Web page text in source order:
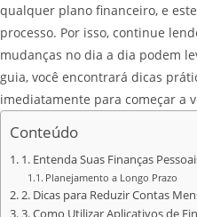
qualquer plano financeiro, e
processo. Por isso, continue
mudanças no dia a dia podem
guia, você encontrará dicas
imediatamente para começar a
Conteúdo
1. Entenda Suas Finanças
Planejamento a Longo Prazo
2. Dicas para Reduzir Contas
3. Como Utilizar Aplicativos de